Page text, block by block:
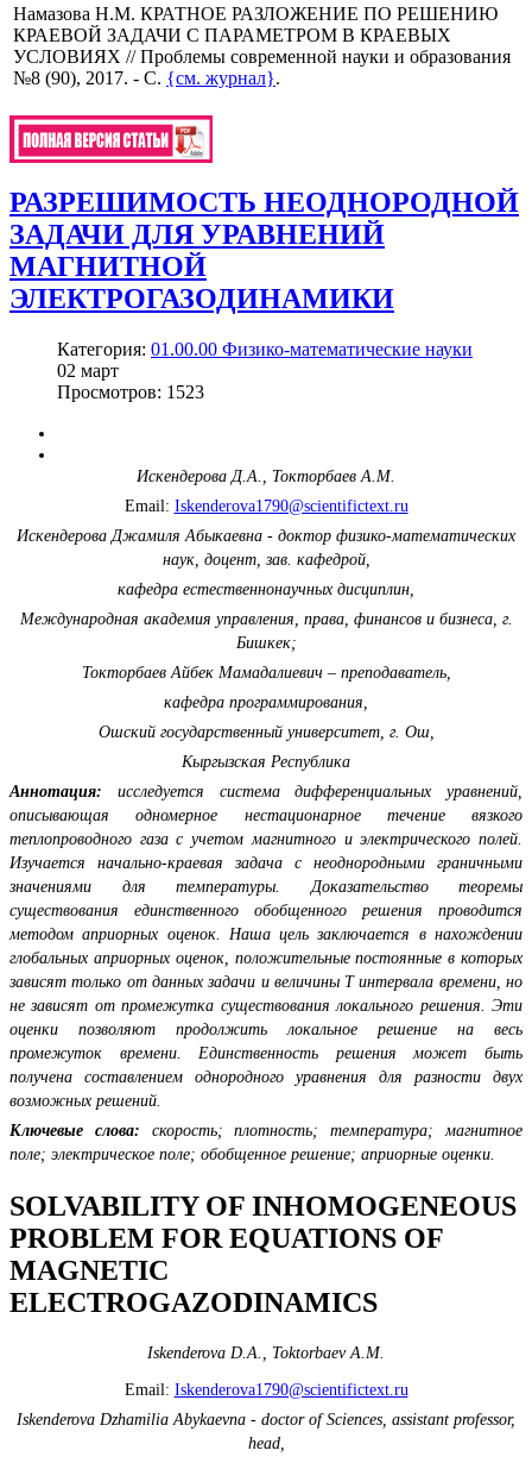
Намазова Н.М. КРАТНОЕ РАЗЛОЖЕНИЕ ПО РЕШЕНИЮ
КРАЕВОЙ ЗАДАЧИ С ПАРАМЕТРОМ В КРАЕВЫХ
УСЛОВИЯХ // Проблемы современной науки и образования
№8 (90), 2017. - С. {см. журнал}.
РАЗРЕШИМОСТЬ НЕОДНОРОДНОЙ
ЗАДАЧИ ДЛЯ УРАВНЕНИЙ
МАГНИТНОЙ
ЭЛЕКТРОГАЗОДИНАМИКИ
Категория: 01.00.00 Физико-математические науки
02 март
Просмотров: 1523
Искендерова Д.А., Токторбаев А.М.
Email: Iskenderova1790@scientifictext.ru
Искендерова Джамиля Абыкаевна - доктор физико-математических
наук, доцент, зав. кафедрой,
кафедра естественнонаучных дисциплин,
Международная академия управления, права, финансов и бизнеса, г.
Бишкек;
Токторбаев Айбек Мамадалиевич – преподаватель,
кафедра программирования,
Ошский государственный университет, г. Ош,
Кыргызская Республика
Аннотация:
исследуется система дифференциальных уравнений,
описывающая одномерное нестационарное течение вязкого
теплопроводного газа с учетом магнитного и электрического полей.
Изучается начально-краевая задача с неоднородными граничными
значениями для температуры. Доказательство теоремы
существования единственного обобщенного решения проводится
методом априорных оценок. Наша цель заключается в нахождении
глобальных априорных оценок, положительные постоянные в которых
зависят только от данных задачи и величины T интервала времени, но
не зависят от промежутка существования локального решения. Эти
оценки позволяют продолжить локальное решение на весь
промежуток времени. Единственность решения может быть
получена составлением однородного уравнения для разности двух
возможных решений.
Ключевые слова: скорость; плотность; температура; магнитное
поле; электрическое поле; обобщенное решение; априорные оценки.
SOLVABILITY OF INHOMOGENEOUS
PROBLEM FOR EQUATIONS OF
MAGNETIC
ELECTROGAZODINAMICS
Iskenderova D.A., Toktorbaev A.M.
Email: Iskenderova1790@scientifictext.ru
Iskenderova Dzhamilia Abykaevna - doctor of Sciences, assistant professor,
head,